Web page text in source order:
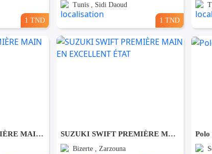
1 TND
Tunis , Sidi Daoud
1 TND
CITROËN C 3 PREMIÈRE MAIN EN ÉTAT NEUF SUZUKI SWIFT PREMIÈRE MAIN EN EXCELLENT ÉTAT
Bizerte , Zarzouna
Polo